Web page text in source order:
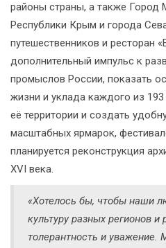
районы страны, а также Город
Республики Крым и города
путешественников и ресторан
дополнительный импульс к
промыслов России, показать
жизни и уклада каждого из
её территории и создать
масштабных ярмарок,
планируется реконструкция
XVI века.
«Хотелось бы, чтобы наши
культуру разных регионов и
толерантность и